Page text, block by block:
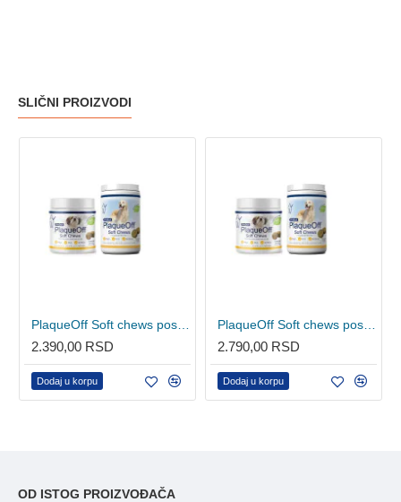
SLIČNI PROIZVODI
2.390,00 RSD
Dodaj u korpu
2.790,00 RSD
Dodaj u korpu
OD ISTOG PROIZVOĐAČA